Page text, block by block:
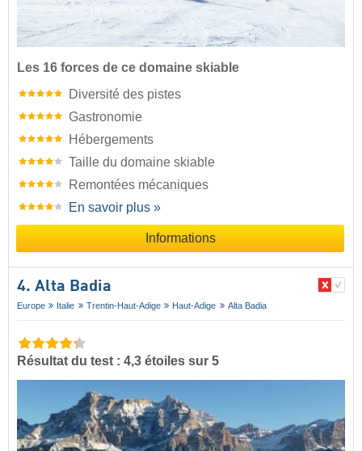
Les 16 forces de ce domaine skiable
Diversité des pistes
Gastronomie
Hébergements
Taille du domaine skiable
Remontées mécaniques
En savoir plus »
Informations
4. Alta Badia
Europe Italie Trentin-Haut-Adige Haut-Adige Alta Badia
Résultat du test : 4,3 étoiles sur 5